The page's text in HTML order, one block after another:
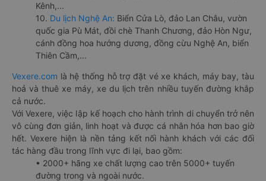
Kênh,...
10. Du lịch Nghệ An: Biển Cửa Lò, đảo Lan Châu, vườn
quốc gia Pù Mát, đồi chè Thanh Chương, đảo Hòn Ngư,
cánh đồng hoa hướng dương, đồng cừu Nghệ An, biển
Thiên Cầm,...
Vexere.com là hệ thống hỗ trợ đặt vé xe khách, máy bay, tàu
hoả và thuê xe máy, xe du lịch trên nhiều tuyến đường khắp
cả nước.
Với Vexere, việc lập kế hoạch cho hành trình di chuyển trở nên
vô cùng đơn giản, linh hoạt và được cá nhân hóa hơn bao giờ
hết. Vexere hiện là nền tảng kết nối hành khách với các đối
tác hàng đầu trong lĩnh vực đi lại, bao gồm:
• 2000+ hãng xe chất lượng cao trên 5000+ tuyến
đường trong và ngoài nước.